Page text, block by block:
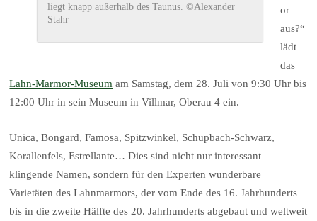
liegt knapp außerhalb des Taunus. ©Alexander
Stahr
or
aus?“
lädt
das
Lahn-Marmor-Museum am Samstag, dem 28. Juli von 9:30 Uhr bis
12:00 Uhr in sein Museum in Villmar, Oberau 4 ein.
Unica, Bongard, Famosa, Spitzwinkel, Schupbach-Schwarz,
Korallenfels, Estrellante… Dies sind nicht nur interessant
klingende Namen, sondern für den Experten wunderbare
Varietäten des Lahnmarmors, der vom Ende des 16. Jahrhunderts
bis in die zweite Hälfte des 20. Jahrhunderts abgebaut und weltweit